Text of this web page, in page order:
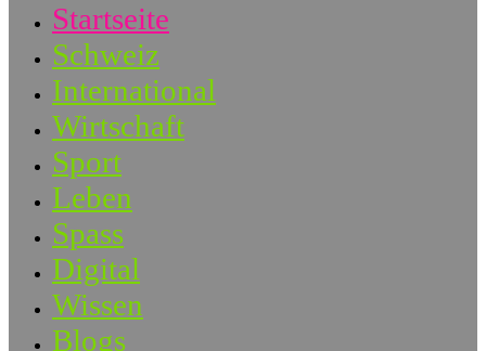
Startseite
Schweiz
International
Wirtschaft
Sport
Leben
Spass
Digital
Wissen
Blogs